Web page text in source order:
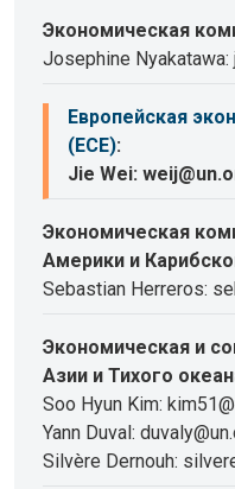
Экономическая
Josephine Nyakatawa:
Европейская
(ECE):
Jie Wei:
Экономическая
Америки и
Sebastian Herreros:
Экономическая и
Азии и Тихого
Soo Hyun Kim:
Yann Duval:
Silvère Dernouh: